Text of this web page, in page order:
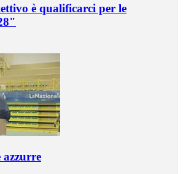
è qualificarci per le
azzurre